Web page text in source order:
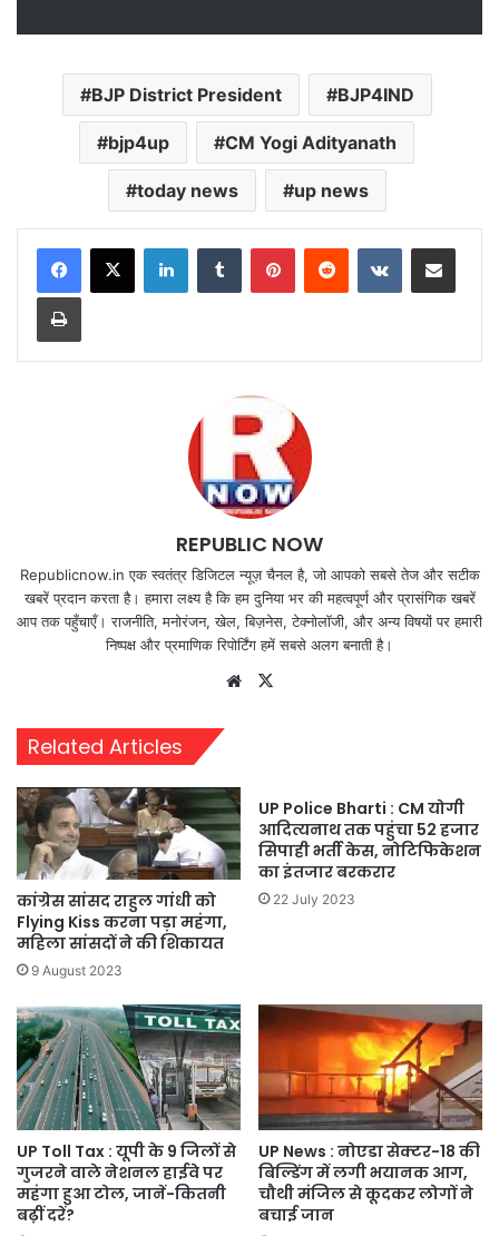
BJP District President BJP4IND
bjp4up CM Yogi Adityanath
today news up news
LinkedInTumblr PinterestReddit VKontakteShare via Email
Print
REPUBLIC NOW
Republicnow.in एक स्वतंत्र डिजिटल न्यूज़ चैनल है, जो आपको सबसे तेज और सटीक
खबरें प्रदान करता है। हमारा लक्ष्य है कि हम दुनिया भर की महत्वपूर्ण और प्रासंगिक खबरें
आप तक पहुँचाएँ। राजनीति, मनोरंजन, खेल, बिज़नेस, टेक्नोलॉजी, और अन्य विषयों पर हमारी
निष्पक्ष और प्रमाणिक रिपोर्टिंग हमें सबसे अलग बनाती है।
Website
Related Articles
कांग्रेस सांसद राहुल गांधी को
Flying Kiss करना पड़ा महंगा,
महिला सांसदों ने की शिकायत
9 August 2023
UP Police Bharti : CM योगी
आदित्यनाथ तक पहुंचा 52 हजार
सिपाही भर्ती केस, नोटिफिकेशन
का इंतजार बरकरार
22 July 2023
UP Toll Tax : यूपी के 9 जिलों से
गुजरने वाले नेशनल हाईवे पर
महंगा हुआ टोल, जानें-कितनी
बढ़ीं दरें?
UP News : नोएडा सेक्टर-18 की
बिल्डिंग में लगी भयानक आग,
चौथी मंजिल से कूदकर लोगों ने
बचाई जान